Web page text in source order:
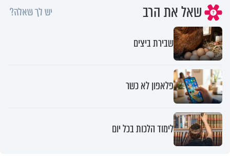
שאל את הרב יש לך שאלה?
שבירת ביצים
פלאפון לא כשר
לימוד הלכות בכל יום